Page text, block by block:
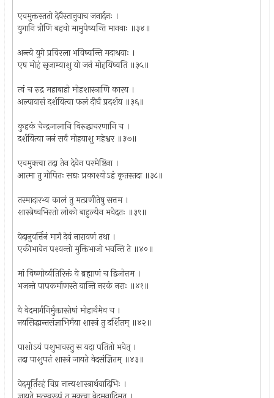
एवमुक्तस्ततो देवैस्तानुवाच जनार्दनः ।
युगानि त्रीणि बहवो मामुपेष्यन्ति मानवाः ॥३४॥
अन्त्ये युगे प्रविरला भविष्यन्ति मदाश्रयाः ।
एष मोहं सृजाम्याशु यो जनं मोहयिष्यति ॥३५॥
त्वं च रुद्र महाबाहो मोहशास्त्राणि कारय ।
अल्पायासं दर्शयित्वा फलं दीर्घं प्रदर्शय ॥३६॥
कुहकं चेन्द्रजालानि विरुद्धाचरणानि च ।
दर्शयित्वा जनं सर्वं मोहयाशु महेश्वर ॥३७॥
एवमुक्त्वा तदा तेन देवेन परमेष्ठिना ।
आत्मा तु गोपितः सद्यः प्रकाश्योऽहं कृतस्तदा ॥३८॥
तस्मादारभ्य कालं तु मत्प्रणीतेषु सत्तम ।
शास्त्रेष्वभिरतो लोको बाहुल्येन भवेदतः ॥३९॥
वेदानुवर्त्तिनं मार्गं देवं नारायणं तथा ।
एकीभावेन पश्यन्तो मुक्तिभाजो भवन्ति ते ॥४०॥
मां विष्णोर्व्यतिरिक्तं ये ब्रह्माणं च द्विजोत्तम ।
भजन्ते पापकर्माणस्ते यान्ति नरकं नराः ॥४१॥
ये वेदमार्गनिर्मुक्तास्तेषां मोहार्थमेव च ।
नयसिद्धान्तसंज्ञाभिर्मया शास्त्रं तु दर्शितम् ॥४२॥
पाशोऽयं पशुभावस्तु स यदा पतितो भवेत् ।
तदा पाशुपतं शास्त्रं जायते वेदसंज्ञितम् ॥४३॥
वेदमूर्तिरहं विप्र नान्यशास्त्रार्थवादिभिः ।